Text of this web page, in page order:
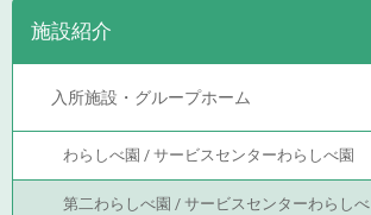
施設紹介
入所施設・グループホーム
わらしべ園 / サービスセンターわらしべ園
第二わらしべ園 / サービスセンターわらしべ